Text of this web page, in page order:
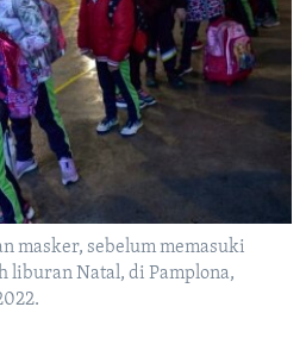
masker, sebelum memasuki
liburan Natal, di Pamplona,